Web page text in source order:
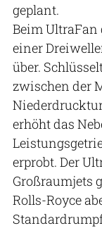
geplant.
Beim UltraFan
einer
über.
zwischen der
erhöht das
erprobt. Der
Großraumjets
Rolls-Royce